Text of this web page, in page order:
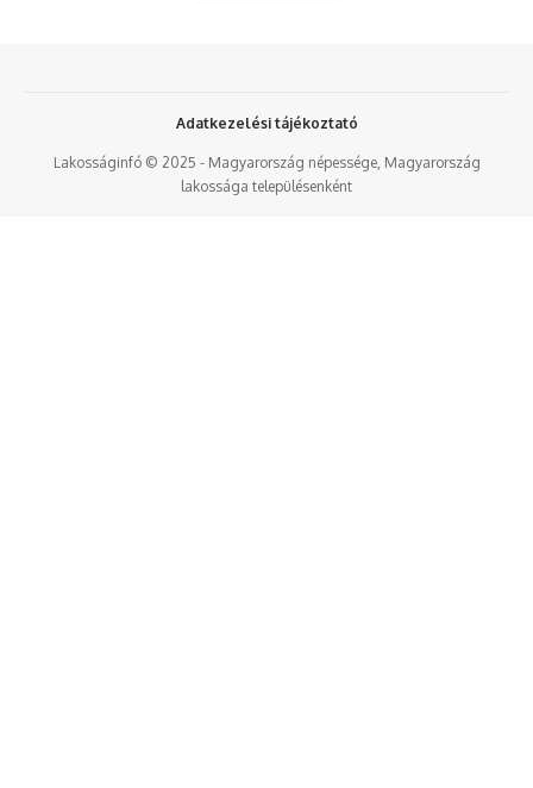
Lakosságinfó © 2025 - Magyarország népessége, Magyarország
lakossága településenként
Adatkezelési tájékoztató